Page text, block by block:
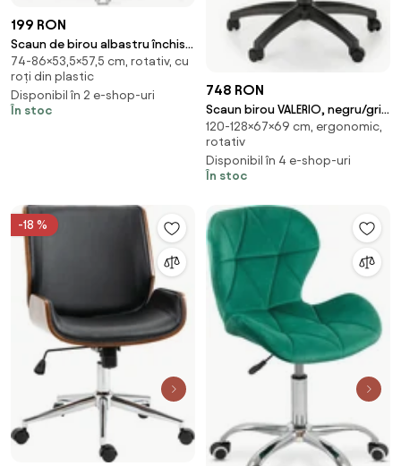
199 RON
Scaun de birou albastru închis
NOTO VELVET
74-86×53,5×57,5 cm, rotativ, cu
roți din plastic
Disponibil în 2 e-shop-uri
În stoc
748 RON
Scaun birou VALERIO, negru/gri,
piele ecologica/panza,
67x69x120/128 c
120-128×67×69 cm, ergonomic,
rotativ
Disponibil în 4 e-shop-uri
În stoc
-18 %